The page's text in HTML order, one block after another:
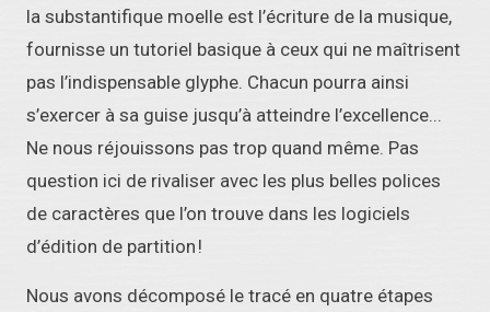
la substantifique moelle est l’écriture de la musique,
fournisse un tutoriel basique à ceux qui ne maîtrisent
pas l’indispensable glyphe. Chacun pourra ainsi
s’exercer à sa guise jusqu’à atteindre l’excellence...
Ne nous réjouissons pas trop quand même. Pas
question ici de rivaliser avec les plus belles polices
de caractères que l’on trouve dans les logiciels
d’édition de partition !
Nous avons décomposé le tracé en quatre étapes